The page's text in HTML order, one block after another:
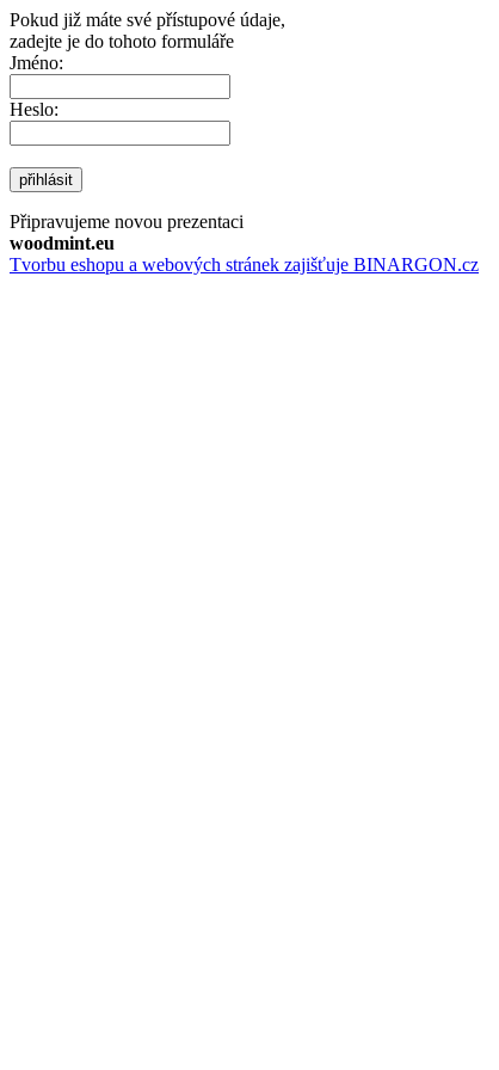
Pokud již máte své přístupové údaje,
zadejte je do tohoto formuláře
Jméno:
Heslo:
přihlásit
Připravujeme novou prezentaci
woodmint.eu
Tvorbu eshopu a webových stránek zajišťuje BINARGON.cz